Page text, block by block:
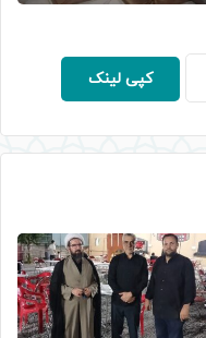
کپی لینک